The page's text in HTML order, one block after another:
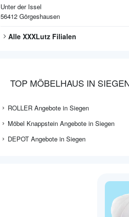
Unter der Issel
56412 Görgeshausen
Alle XXXLutz Filialen
TOP MÖBELHAUS IN
ROLLER Angebote in Siegen
Möbel Knappstein Angebote in Siegen
DEPOT Angebote in Siegen